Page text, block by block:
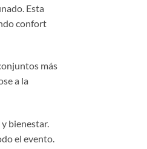
Esta
confort
más
a la
bienestar.
el evento.